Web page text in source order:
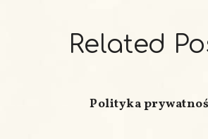
Related
Polityka